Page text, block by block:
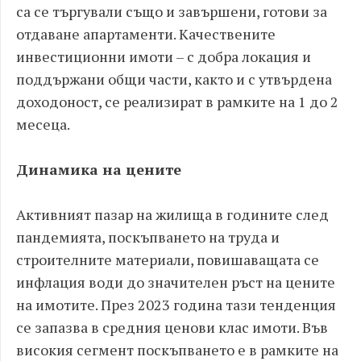
са се търгували също и завършени, готови за
отдаване апартаменти. Качествените
инвестиционни имоти – с добра локация и
поддържани общи части, както и с утвърдена
доходоност, се реализират в рамките на 1 до 2
месеца.
Динамика на цените
Активният пазар на жилища в годините след
пандемията, поскъпването на труда и
строителните материали, повишаващата се
инфлация води до значителен ръст на цените
на имотите. През 2023 година тази тенденция
се запазва в средния ценови клас имоти. Във
високия сегмент поскъпването е в рамките на